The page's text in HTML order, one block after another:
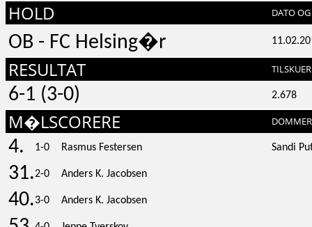
HOLD DATO
OB - FC Helsing�r
RESULTAT
6-1 (3-0) 2.678
M�LSCORERE DOMMER
4. 1-0 Rasmus Festersen Sandi
31.2-0 Anders K. Jacobsen
40.3-0 Anders K. Jacobsen